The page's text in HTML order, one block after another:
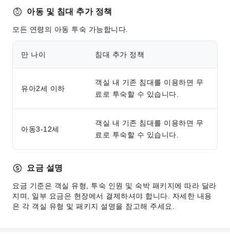
카누
교통 서비스
렌터카 서비스
세탁 서비스
공용 구역 Wi-Fi
ATM
엘리베이터
기념품 샵
아동 및 침대 추가 정책
모든 연령의 아동 투숙 가능합니다.
만 나이 침대 추가 정책
유아2세 이하
객실 내 기존 침대를 이용하면 무
료로 투숙할 수 있습니다.
아동3-12세
객실 내 기존 침대를 이용하면 무
료로 투숙할 수 있습니다.
요금 설명
요금 기준은 객실 유형, 투숙 인원 및 숙박 패키지에 따라 달라
지며, 일부 요금은 현장에서 결제하셔야 합니다. 자세한 내용
은 각 객실 유형 및 패키지 설명을 참고해 주세요.